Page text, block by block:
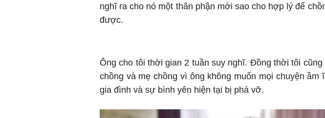
nghĩ ra cho nó một thân phận mới sao cho hợp lý để
được.
Ông cho tôi thời gian 2 tuần suy nghĩ. Đồng thời tôi
chồng và mẹ chồng vì ông không muốn mọi chuyện ầm
gia đình và sự bình yên hiện tại bị phá vỡ.